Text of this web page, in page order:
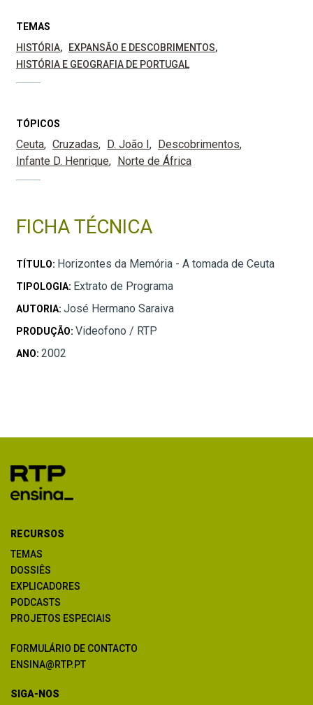
TEMAS
HISTÓRIA
EXPANSÃO E DESCOBRIMENTOS
HISTÓRIA E GEOGRAFIA DE PORTUGAL
TÓPICOS
Ceuta Cruzadas D. João I
Descobrimentos
Infante D. Henrique
Norte de África
FICHA TÉCNICA
TÍTULO: Horizontes da Memória - A tomada de Ceuta
TIPOLOGIA: Extrato de Programa
AUTORIA: José Hermano Saraiva
PRODUÇÃO: Videofono / RTP
ANO: 2002
RECURSOS
TEMAS
DOSSIÊS
EXPLICADORES
PODCASTS
PROJETOS ESPECIAIS
FORMULÁRIO DE CONTACTO
ENSINA@RTP.PT
SIGA-NOS